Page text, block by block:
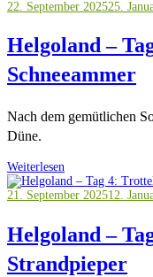
22. September 202525.
Helgoland –
Schneeammer
Nach dem gemütlichen
Düne.
Weiterlesen
21. September 202512.
Helgoland –
Strandpieper